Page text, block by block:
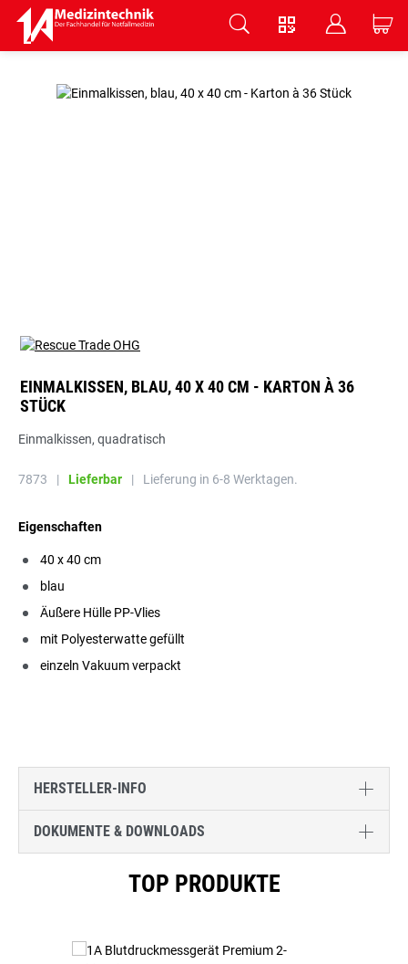
V B C
EINMALKISSEN, BLAU, 40 X 40 CM - KARTON À 36
STÜCK
Einmalkissen, quadratisch
7873 | Lieferbar | Lieferung in 6-8 Werktagen.
Eigenschaften
40 x 40 cm
blau
Äußere Hülle PP-Vlies
mit Polyesterwatte gefüllt
einzeln Vakuum verpackt
HERSTELLER-INFO
DOKUMENTE & DOWNLOADS
TOP PRODUKTE